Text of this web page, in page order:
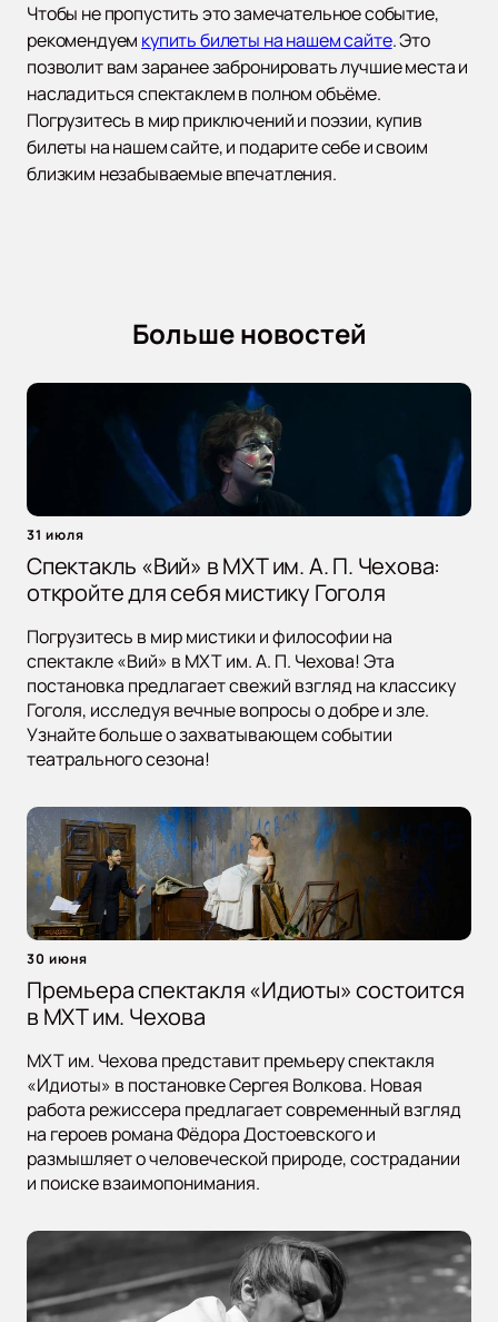
Чтобы не пропустить это замечательное событие,
рекомендуем купить билеты на нашем сайте. Это
позволит вам заранее забронировать лучшие места и
насладиться спектаклем в полном объёме.
Погрузитесь в мир приключений и поэзии, купив
билеты на нашем сайте, и подарите себе и своим
близким незабываемые впечатления.
Больше новостей
31 июля
Спектакль «Вий» в МХТ им. А. П. Чехова:
откройте для себя мистику Гоголя
Погрузитесь в мир мистики и философии на
спектакле «Вий» в МХТ им. А. П. Чехова! Эта
постановка предлагает свежий взгляд на классику
Гоголя, исследуя вечные вопросы о добре и зле.
Узнайте больше о захватывающем событии
театрального сезона!
30 июня
Премьера спектакля «Идиоты» состоится
в МХТ им. Чехова
МХТ им. Чехова представит премьеру спектакля
«Идиоты» в постановке Сергея Волкова. Новая
работа режиссера предлагает современный взгляд
на героев романа Фёдора Достоевского и
размышляет о человеческой природе, сострадании
и поиске взаимопонимания.